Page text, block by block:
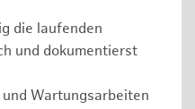
die laufenden
und dokumentierst
Wartungsarbeiten